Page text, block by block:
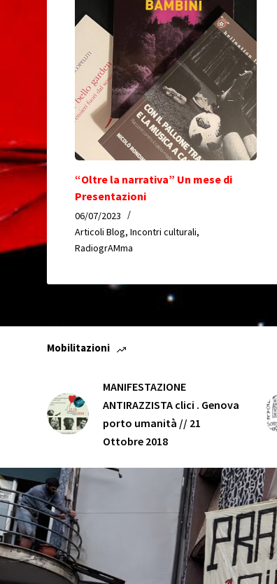
“Oltre la narrativa” Un mese di
Presentazioni
06/07/2023
Articoli Blog,Incontri culturali,
RadiogrAMma
Mobilitazioni
MANIFESTAZIONE
ANTIRAZZISTA clici . Genova
porto umanità // 21
Ottobre 2018